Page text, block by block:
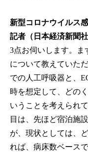
新型コロナウイルス
記者（日本経済新聞社
3点お伺いします。ま
について教えていた
での人工呼吸器と、
時を想定して、どの
いうことを考えられ
目は、先ほど宿泊施
が、現状としては、
れば、病床数ベース